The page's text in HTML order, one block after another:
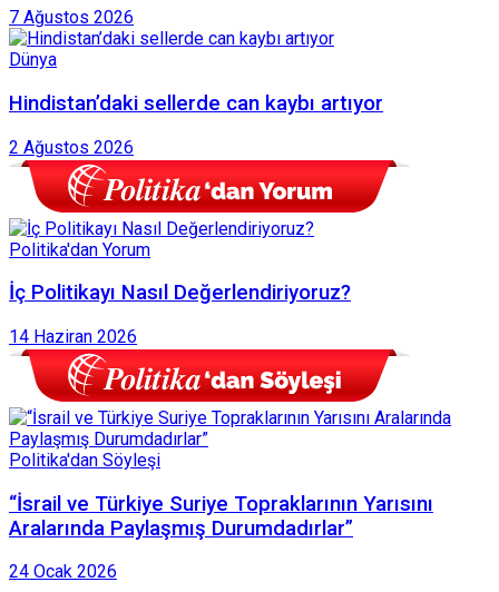
7 Ağustos 2026
Dünya
Hindistan’daki sellerde can kaybı artıyor
2 Ağustos 2026
Politika'dan Yorum
İç Politikayı Nasıl Değerlendiriyoruz?
14 Haziran 2026
Politika'dan Söyleşi
“İsrail ve Türkiye Suriye Topraklarının Yarısını
Aralarında Paylaşmış Durumdadırlar”
24 Ocak 2026